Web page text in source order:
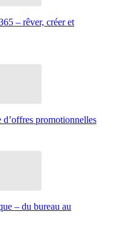
– rêver, créer et
promotionnelles
– du bureau au